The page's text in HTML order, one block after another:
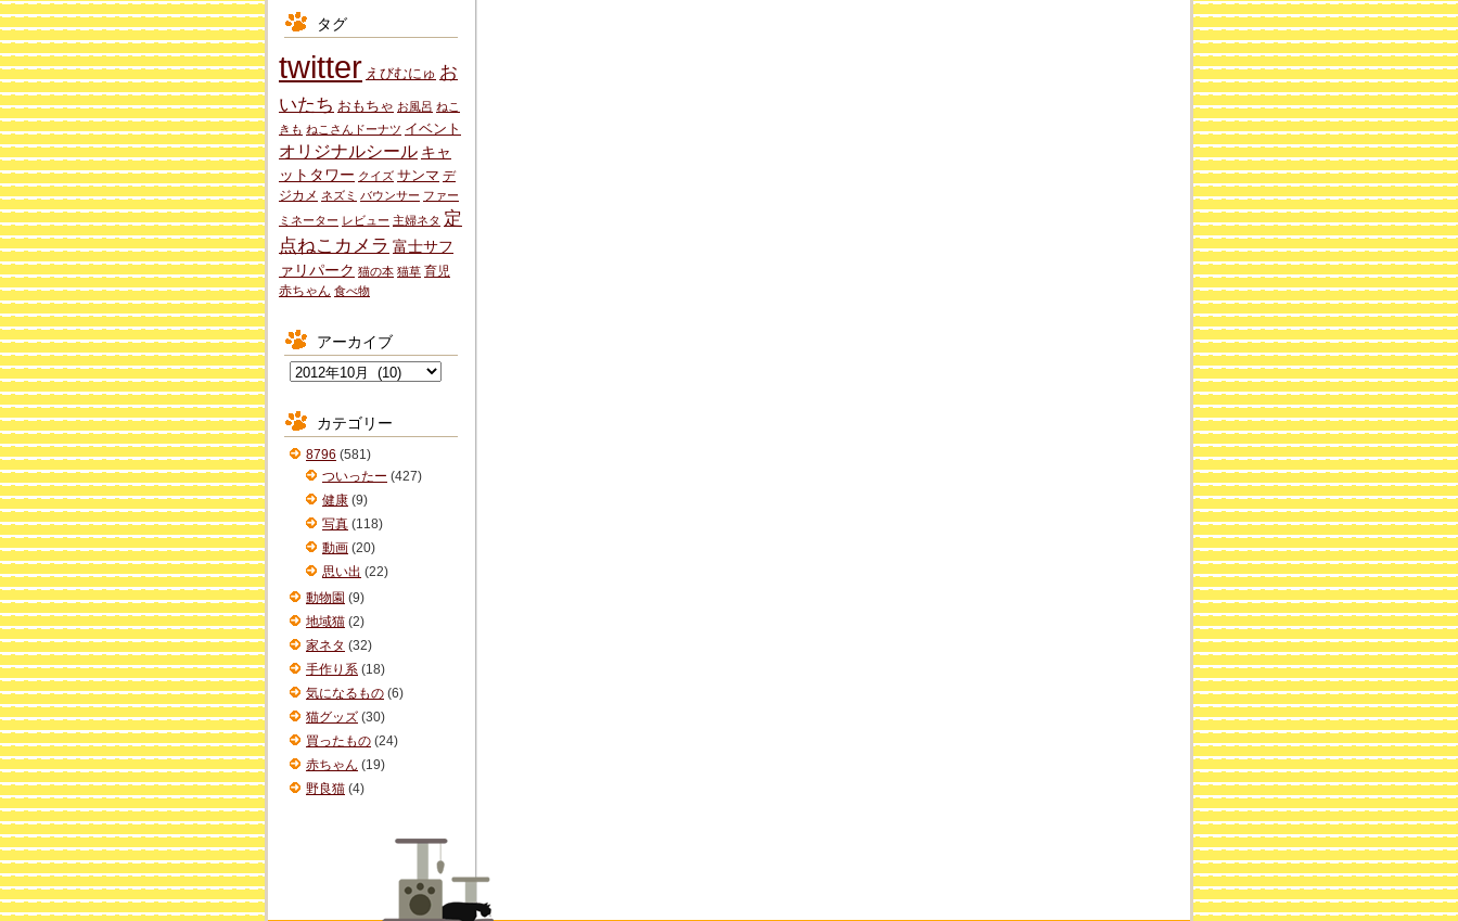
タグ
twitter えびむにゅ お
いたち おもちゃ お風呂 ねこ
きも ねこさんドーナツ イベント
オリジナルシール キャ
ットタワー クイズ サンマ デ
ジカメ ネズミ バウンサー ファー
ミネーター レビュー 主婦ネタ 定
点ねこカメラ 富士サフ
ァリパーク 猫の本 猫草 育児
赤ちゃん 食べ物
アーカイブ
イ
ブ
カテゴリー
8796 (581)
ついったー (427)
健康 (9)
写真 (118)
動画 (20)
思い出 (22)
動物園 (9)
地域猫 (2)
家ネタ (32)
手作り系 (18)
気になるもの (6)
猫グッズ (30)
買ったもの (24)
赤ちゃん (19)
野良猫 (4)